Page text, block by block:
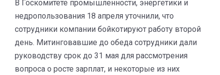
В Госкомитете промышленности, энергетики и
недропользования 18 апреля уточнили, что
сотрудники компании бойкотируют работу второй
день. Митинговавшие до обеда сотрудники дали
руководству срок до 31 мая для рассмотрения
вопроса о росте зарплат, и некоторые из них